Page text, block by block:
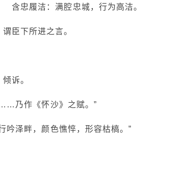
含忠履洁：满腔忠城，行为高洁。
臣下所进之言。
诉。
……乃作《怀沙》之赋。”
吟泽畔，颜色憔悴，形容枯槁。”